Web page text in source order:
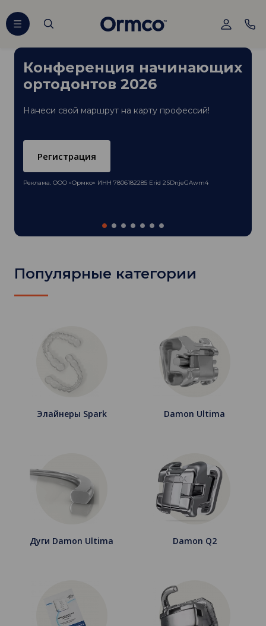
Конференция начинающих
ортодонтов 2026
Нанеси свой маршрут на карту профессий!
Регистрация
Реклама. ООО «Ормко» ИНН 7806182285 Erid 2SDnjeGAwm4
Популярные категории
Элайнеры Spark Damon Ultima
Дуги Damon Ultima Damon Q2